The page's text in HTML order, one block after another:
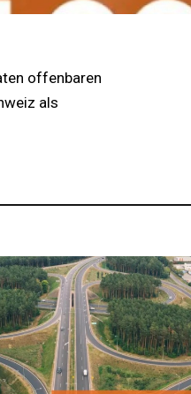
offenbaren
als